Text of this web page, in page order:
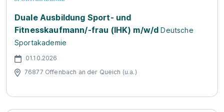
Duale Ausbildung Sport- und
Fitnesskaufmann/-frau (IHK) m/w/d Deutsche
Sportakademie
01.10.2026
76877 Offenbach an der Queich (u.a.)